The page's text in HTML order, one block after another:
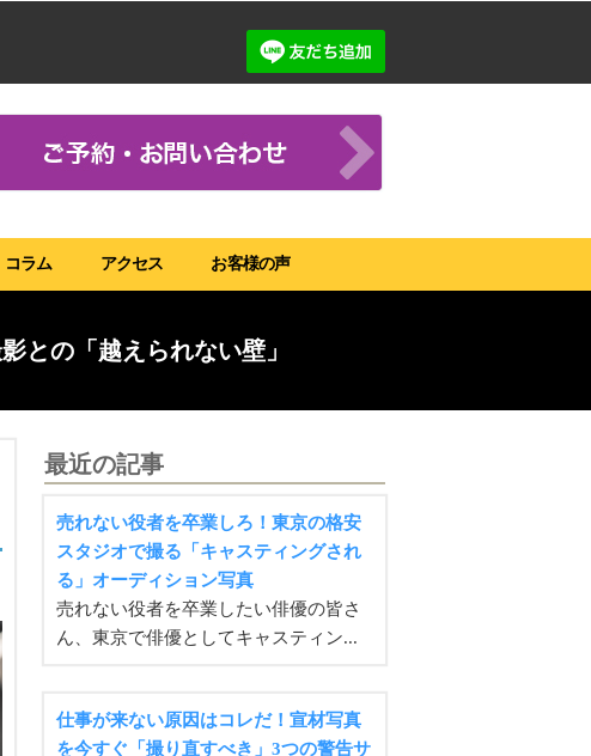
コラム アクセス お客様の声
との「越えられない壁」
最近の記事
売れない役者を卒業しろ！東京の格安
スタジオで撮る「キャスティングされ
る」オーディション写真
売れない役者を卒業したい俳優の皆さ
ん、東京で俳優としてキャスティン...
仕事が来ない原因はコレだ！宣材写真
を今すぐ「撮り直すべき」3つの警告サ